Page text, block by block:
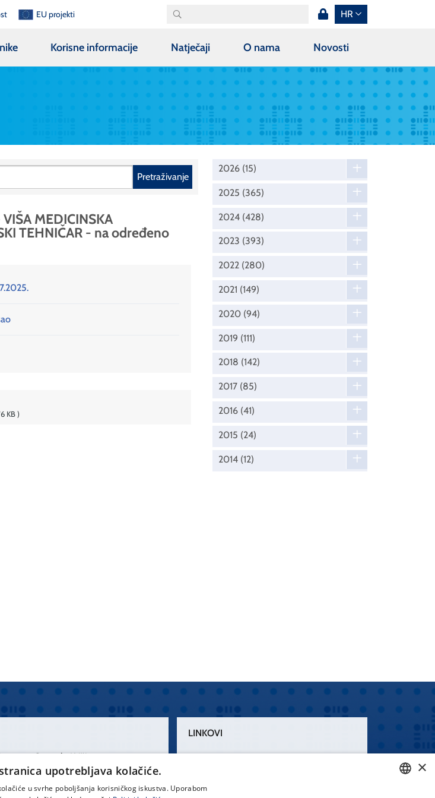
EU projekti HR
Korisne informacije Natječaji O nama Novosti
Pretraživanje
MEDICINSKA
TEHNIČAR - na određeno
KB
2026 (15)
2025 (365)
2024 (428)
2023 (393)
2022 (280)
2021 (149)
2020 (94)
2019 (111)
2018 (142)
2017 (85)
2016 (41)
2015 (24)
2014 (12)
Centrala Križine
021 557 111
LINKOVI
×
upotrebljava kolačiće.
u svrhe poboljšanja korisničkog iskustva. Uporabom